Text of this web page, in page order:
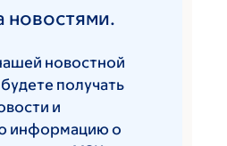
новостями.
новостной
получать
и
информацию о